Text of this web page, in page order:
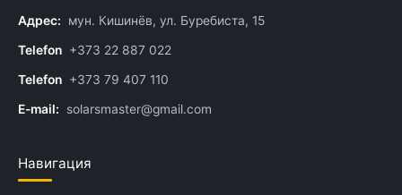
Адрес: мун. Кишинёв, ул. Буребиста, 15
Telefon +373 22 887 022
Telefon +373 79 407 110
E-mail: solarsmaster@gmail.com
Навигация